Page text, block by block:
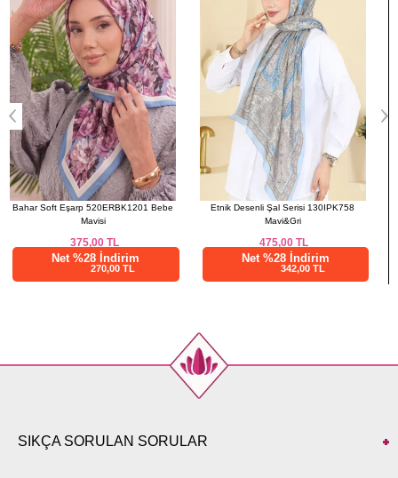
4
138
Etnik Desenli Şal Serisi 130IPK758
Mavi&Gri
475,00TL
Net %28 İndirim
342,00 TL
Düz Şifon Şal Serisi 3460SL432 Haki
300,00TL
Net %28 İndirim
216,00 TL
SIKÇA SORULAN SORULAR